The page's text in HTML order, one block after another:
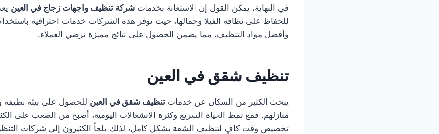
في النهاية، يمكن القول إن الاستعانة بخدمات شركة تنظيف واجهات زجاج في العين
للحفاظ على نظافة الفيلا وجمالها، حيث توفر هذه الشركات خدمات احترافية
وأفضل مواد التنظيف، مما يضمن الحصول على نتائج مميزة ترضي العملاء.
تنظيف شقق في العين
يبحث الكثير من السكان عن خدمات تنظيف شقق في العين للحصول على بيئة
منازلهم. فمع نمط الحياة السريع وكثرة الانشغالات اليومية، أصبح من الصعب على
تخصيص وقت كافٍ لتنظيف الشقة بشكل كامل، لذلك يلجأ الكثيرون إلى شركات